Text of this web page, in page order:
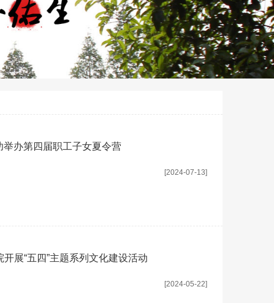
办第四届职工子女夏令营
[2024-07-13]
展“五四”主题系列文化建设活动
[2024-05-22]